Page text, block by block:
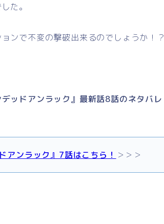
た。
ンで不変の撃破出来るのでしょうか！？
デッドアンラック』最新話8話のネタバレ
アンラック』7話はこちら！ ＞＞＞